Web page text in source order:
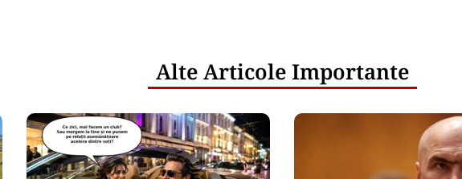
Alte Articole Importante